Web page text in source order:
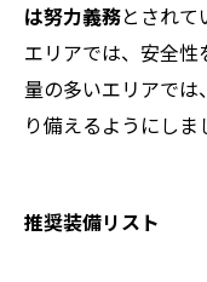
は努力義務とされ
エリアでは、安全性
量の多いエリアで
り備えるようにしま
推奨装備リスト